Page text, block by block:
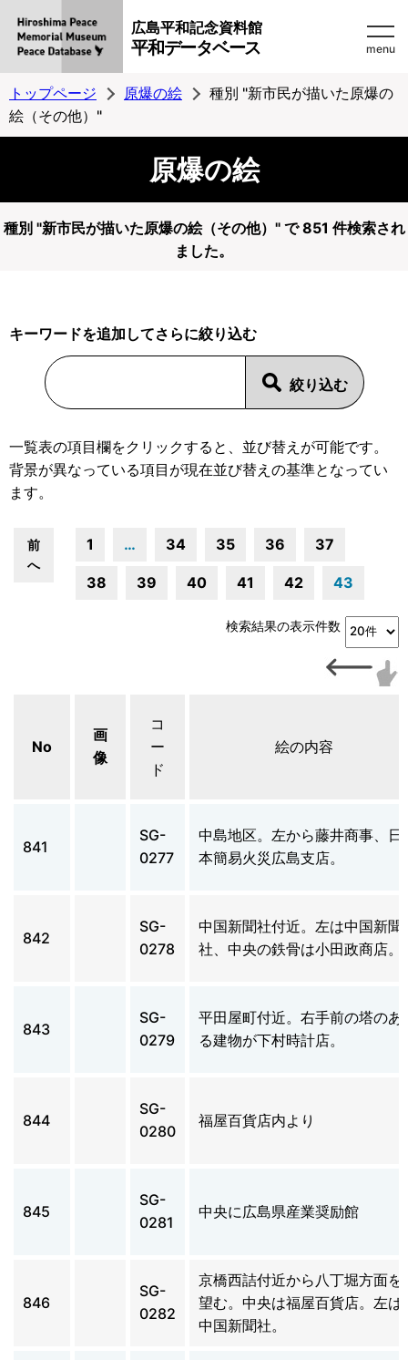
広島平和記念資料館
平和データベース menu
トップページ 原爆の絵
種別 "新市民が描いた原爆の
絵（その他）"
原爆の絵
種別 "新市民が描いた原爆の絵（その他）" で 851 件検索され
ました。
キーワードを追加してさらに絞り込む
一覧表の項目欄をクリックすると、並び替えが可能です。
背景が異なっている項目が現在並び替えの基準となってい
ます。
前
へ
1 … 34 35 36 37
38 39 40 41 42 43
検索結果の表示件数
No
画
像
コ
ー
ド
絵の内容
841
SG-
0277
中島地区。左から藤井商事、日
本簡易火災広島支店。
842
SG-
0278
中国新聞社付近。左は中国新聞
社、中央の鉄骨は小田政商店。
843
SG-
0279
平田屋町付近。右手前の塔のあ
る建物が下村時計店。
844
SG-
0280
福屋百貨店内より
845
SG-
0281
中央に広島県産業奨励館
846
SG-
0282
京橋西詰付近から八丁堀方面を
望む。中央は福屋百貨店。左は
中国新聞社。